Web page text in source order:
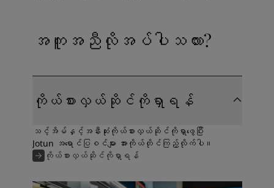
အကူအညီလိုအပ်ပါသလား?
ကိုယ်စားလှယ်ဆိုင်ကိုရှာရန်
သင့်အိမ်နှင့်အနီးဆုံးကိုယ်စားလှယ်ဆိုင်ကိုရှာဖွေပြီး
Jotun အရောင်ပြစင်များ အားကိုယ်တိုင်ကြည့်လိုက်ပါ။
ကိုယ်စားလှယ်ဆိုင်ကိုရှာရန်